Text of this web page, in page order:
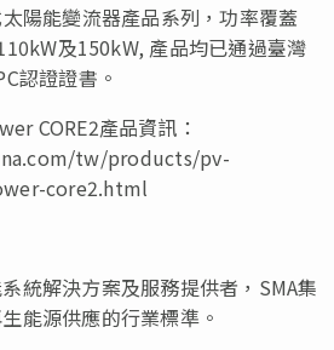
陽能變流器產品系列，功率覆蓋
及150kW, 產品均已通過臺灣
認證證書。
CORE2產品資訊：
tw/products/pv-
core2.html
統解決方案及服務提供者，SMA集
能源供應的行業標準。